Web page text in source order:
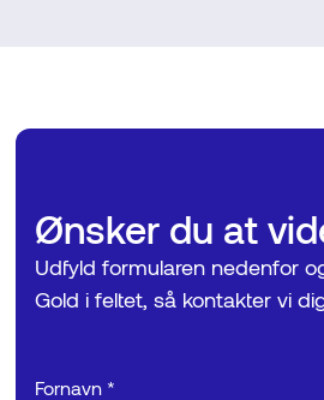
Ønsker du at
Udfyld formularen nedenfor
Gold i feltet, så kontakter vi
Fornavn *